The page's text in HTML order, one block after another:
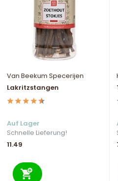
Van Beekum Specerijen
Lakritzstangen
Auf Lager
Schnelle Lieferung!
11.49